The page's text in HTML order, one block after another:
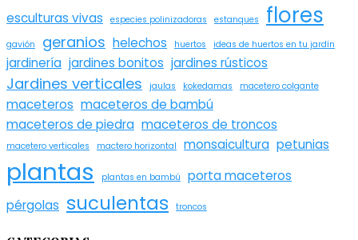
esculturas vivas
especies polinizadoras estanques flores
gavión geranios helechos huertos ideas de huertos en tu jardín
jardinería jardines bonitos jardines rústicos
Jardines verticales jaulas kokedamas macetero colgante
maceteros maceteros de bambú
maceteros de piedra maceteros de troncos
macetero verticales mactero horizontal monsaicultura petunias
plantas plantas en bambú
porta maceteros
pérgolas suculentas troncos